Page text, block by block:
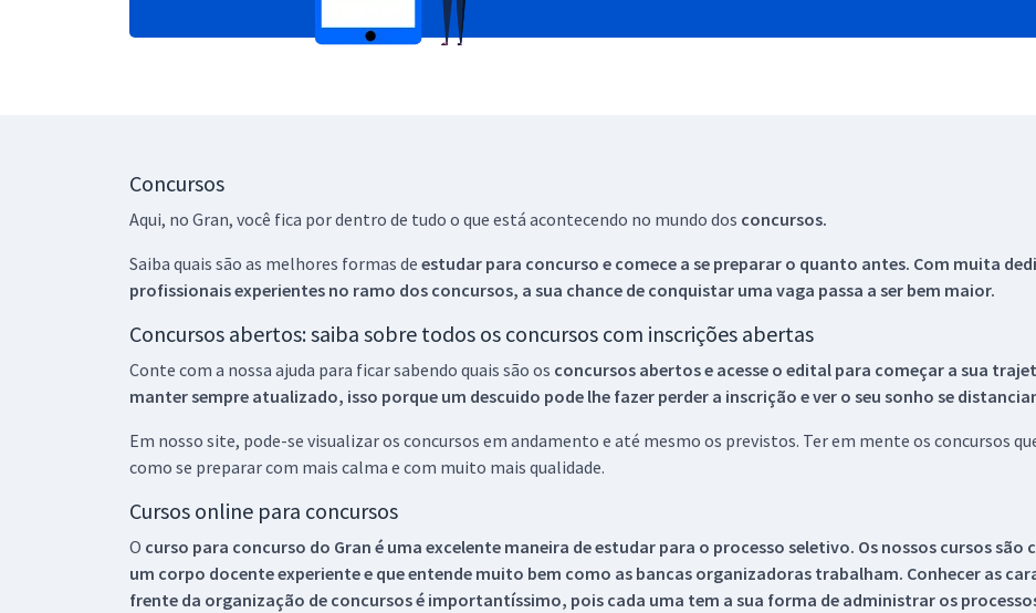
Concursos
Aqui, no Gran, você fica por dentro de tudo o que está acontecendo no mundo dos concursos.
Saiba quais são as melhores formas de estudar para concurso e comece a se preparar o quanto antes. Com muita
profissionais experientes no ramo dos concursos, a sua chance de conquistar uma vaga passa a ser bem maior.
Concursos abertos: saiba sobre todos os concursos com inscrições abertas
Conte com a nossa ajuda para ficar sabendo quais são os concursos abertos e acesse o edital para começar a sua
manter sempre atualizado, isso porque um descuido pode lhe fazer perder a inscrição e ver o seu sonho se
Em nosso site, pode-se visualizar os concursos em andamento e até mesmo os previstos. Ter em mente os concursos
como se preparar com mais calma e com muito mais qualidade.
Cursos online para concursos
O curso para concurso do Gran é uma excelente maneira de estudar para o processo seletivo. Os nossos cursos
um corpo docente experiente e que entende muito bem como as bancas organizadoras trabalham. Conhecer as
frente da organização de concursos é importantíssimo, pois cada uma tem a sua forma de administrar os